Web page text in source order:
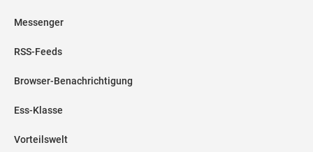
Messenger
RSS-Feeds
Browser-Benachrichtigung
Ess-Klasse
Vorteilswelt